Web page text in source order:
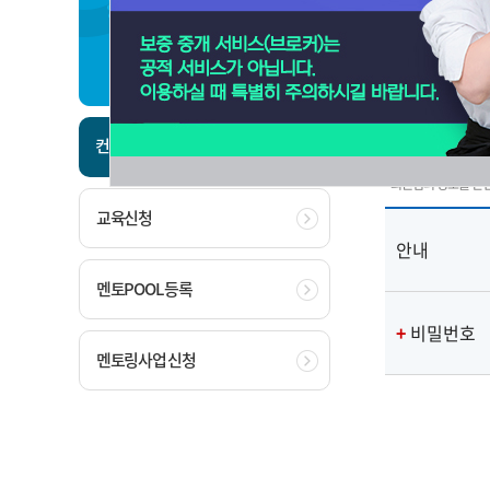
경영지도
컨설팅 신청
교육신청
멘토POOL 등록
멘토링사업 신청
컨설
- 회원님의 정보를 안
안내
+ 비밀번호